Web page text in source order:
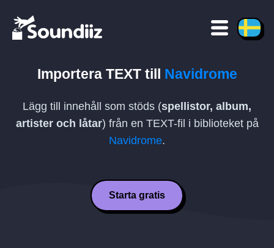
Importera TEXTtill Navidrome
Lägg till innehåll som stöds (spellistor, album,
artister och låtar) från en TEXT-fil i biblioteket på
Navidrome.
Starta gratis